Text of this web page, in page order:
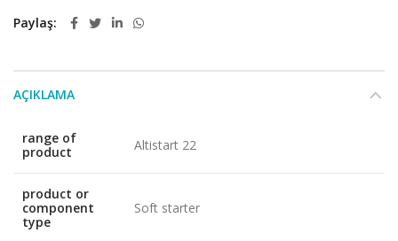
Paylaş
AÇIKLAMA
range of
product
Altistart 22
product or
component
type
Soft starter